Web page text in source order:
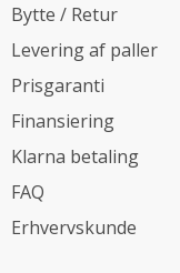
Bytte / Retur
Levering af paller
Prisgaranti
Finansiering
Klarna betaling
FAQ
Erhvervskunde